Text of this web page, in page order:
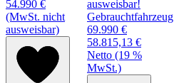
54.990 €
(MwSt. nicht
ausweisbar)
ausweisbar!
Gebrauchtfahrzeug
69.990 €
58.815,13 €
Netto (19 %
MwSt.)